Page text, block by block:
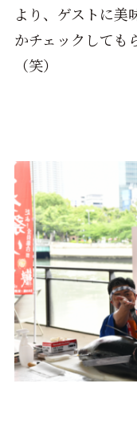
より、ゲストに美
かチェックしても
（笑）